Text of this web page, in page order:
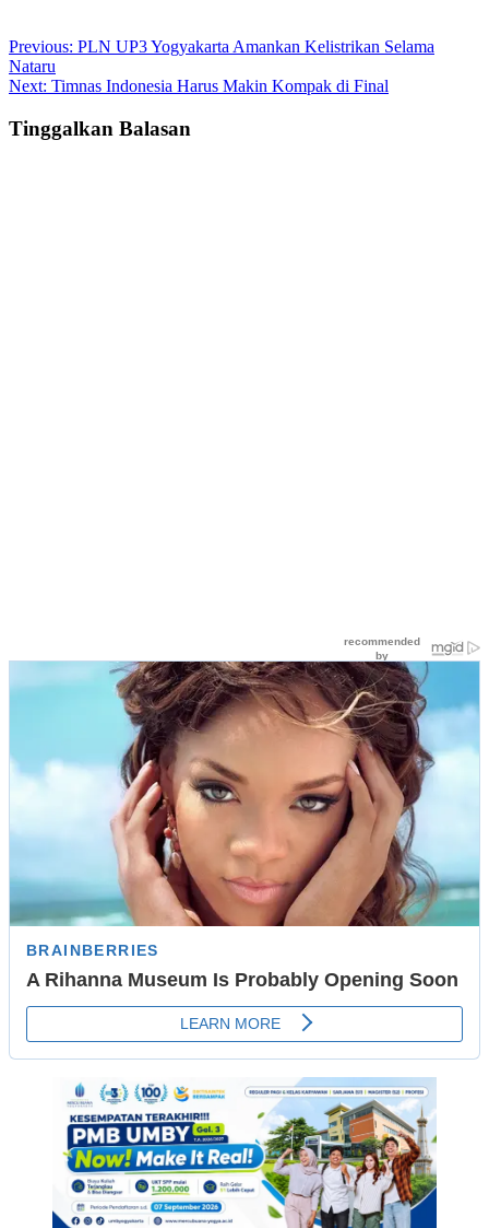
Post
navigation
Previous: PLN UP3 Yogyakarta Amankan Kelistrikan Selama
Nataru
Next: Timnas Indonesia Harus Makin Kompak di Final
Tinggalkan Balasan